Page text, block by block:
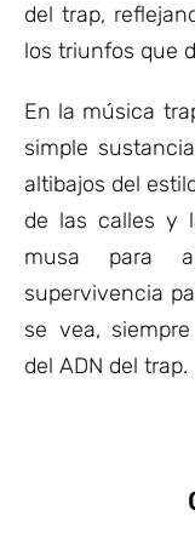
del trap,
los triunfos que
En la música
simple
altibajos del
de las calles y
musa para
supervivencia
se vea,
del ADN del trap.